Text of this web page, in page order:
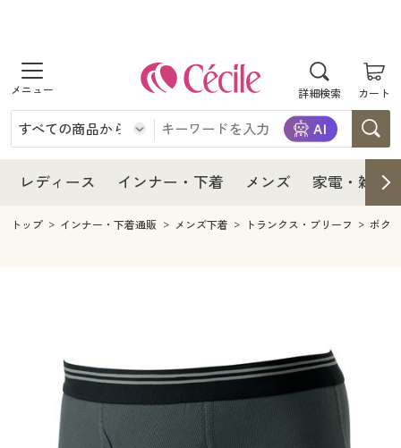
詳細検索 カート
商品を探す
レディース
レディースファッション
インナー・下着
インナー・下着通販すべて
ジュニア・ティーンズ下着
メンズ
メンズ下着
キッチン・雑貨・日用品
寝具・インテリア・家具通販すべて
家具・収納
美容・健康
美容・健康通販すべて
制服・スクール
レディース インナー・下着 メンズ 家電・雑貨
レディース
レディース通販すべて
レディースファッション
インナー・下着
インナー・下着通販すべて
メンズ
キッチン・雑貨・日用品
家具・収納
寝具・ベッド
美容・健康通販すべて
美容・健康・サプリメント
制服・スクール
制服・スクールすべて
大きいサイズ
トップ インナー・下着通販 メンズ下着 トランクス・ブリーフ ボク